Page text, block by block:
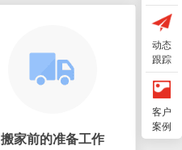
搬家前的准备工作
动态
跟踪
客户
案例